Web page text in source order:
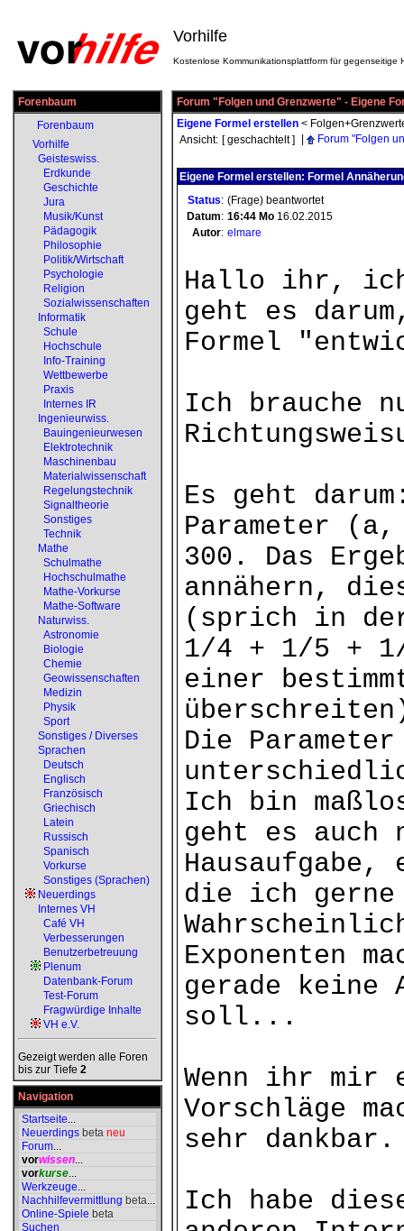
Vorhilfe
Kostenlose Kommunikationsplattform für gegenseitige
Forenbaum
Forenbaum
Vorhilfe
Geisteswiss.
Erdkunde
Geschichte
Jura
Musik/Kunst
Pädagogik
Philosophie
Politik/Wirtschaft
Psychologie
Religion
Sozialwissenschaften
Informatik
Schule
Hochschule
Info-Training
Wettbewerbe
Praxis
Internes IR
Ingenieurwiss.
Bauingenieurwesen
Elektrotechnik
Maschinenbau
Materialwissenschaft
Regelungstechnik
Signaltheorie
Sonstiges
Technik
Mathe
Schulmathe
Hochschulmathe
Mathe-Vorkurse
Mathe-Software
Naturwiss.
Astronomie
Biologie
Chemie
Geowissenschaften
Medizin
Physik
Sport
Sonstiges / Diverses
Sprachen
Deutsch
Englisch
Französisch
Griechisch
Latein
Russisch
Spanisch
Vorkurse
Sonstiges (Sprachen)
Neuerdings
Internes VH
Café VH
Verbesserungen
Benutzerbetreuung
Plenum
Datenbank-Forum
Test-Forum
Fragwürdige Inhalte
VH e.V.
Gezeigt werden alle Foren
bis zur Tiefe 2
Navigation
Startseite...
Neuerdings beta neu
Forum...
vorwissen...
vorkurse...
Werkzeuge...
Nachhilfevermittlung beta...
Online-Spiele beta
Suchen
Forum "Folgen und Grenzwerte" - Eigene
Eigene Formel erstellen <
Ansicht: [ geschachtelt ] Forum "Folgen
Eigene Formel erstellen: Formel
Status: (Frage) beantwortet
Datum: 16:44 Mo 16.02.2015
Autor: elmare
Hallo ihr, ich
geht es
Formel
Ich brauche
Es geht
Parameter
300. Das
annähern,
(sprich in
1/4 + 1/5 +
einer
Die
Ich bin
geht es
die ich gerne
Exponenten
gerade keine
soll...
Wenn ihr mir
Vorschläge
sehr dankbar.
Ich habe